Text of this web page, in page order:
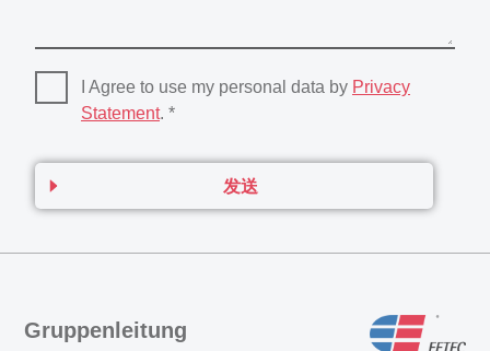
I Agree to use my personal data by Privacy
Statement. *
发送
Gruppenleitung